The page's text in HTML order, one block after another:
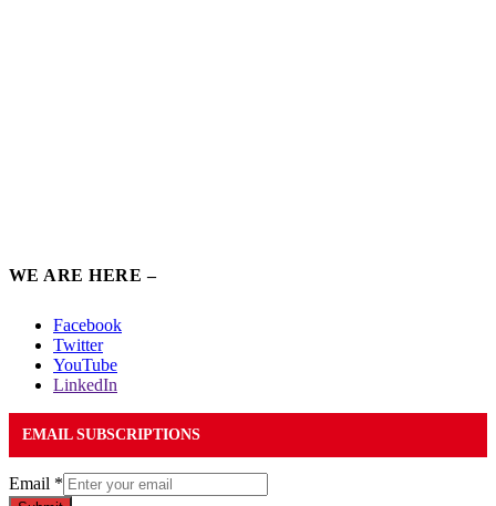
WE ARE HERE –
Facebook
Twitter
YouTube
LinkedIn
EMAIL SUBSCRIPTIONS
Email *